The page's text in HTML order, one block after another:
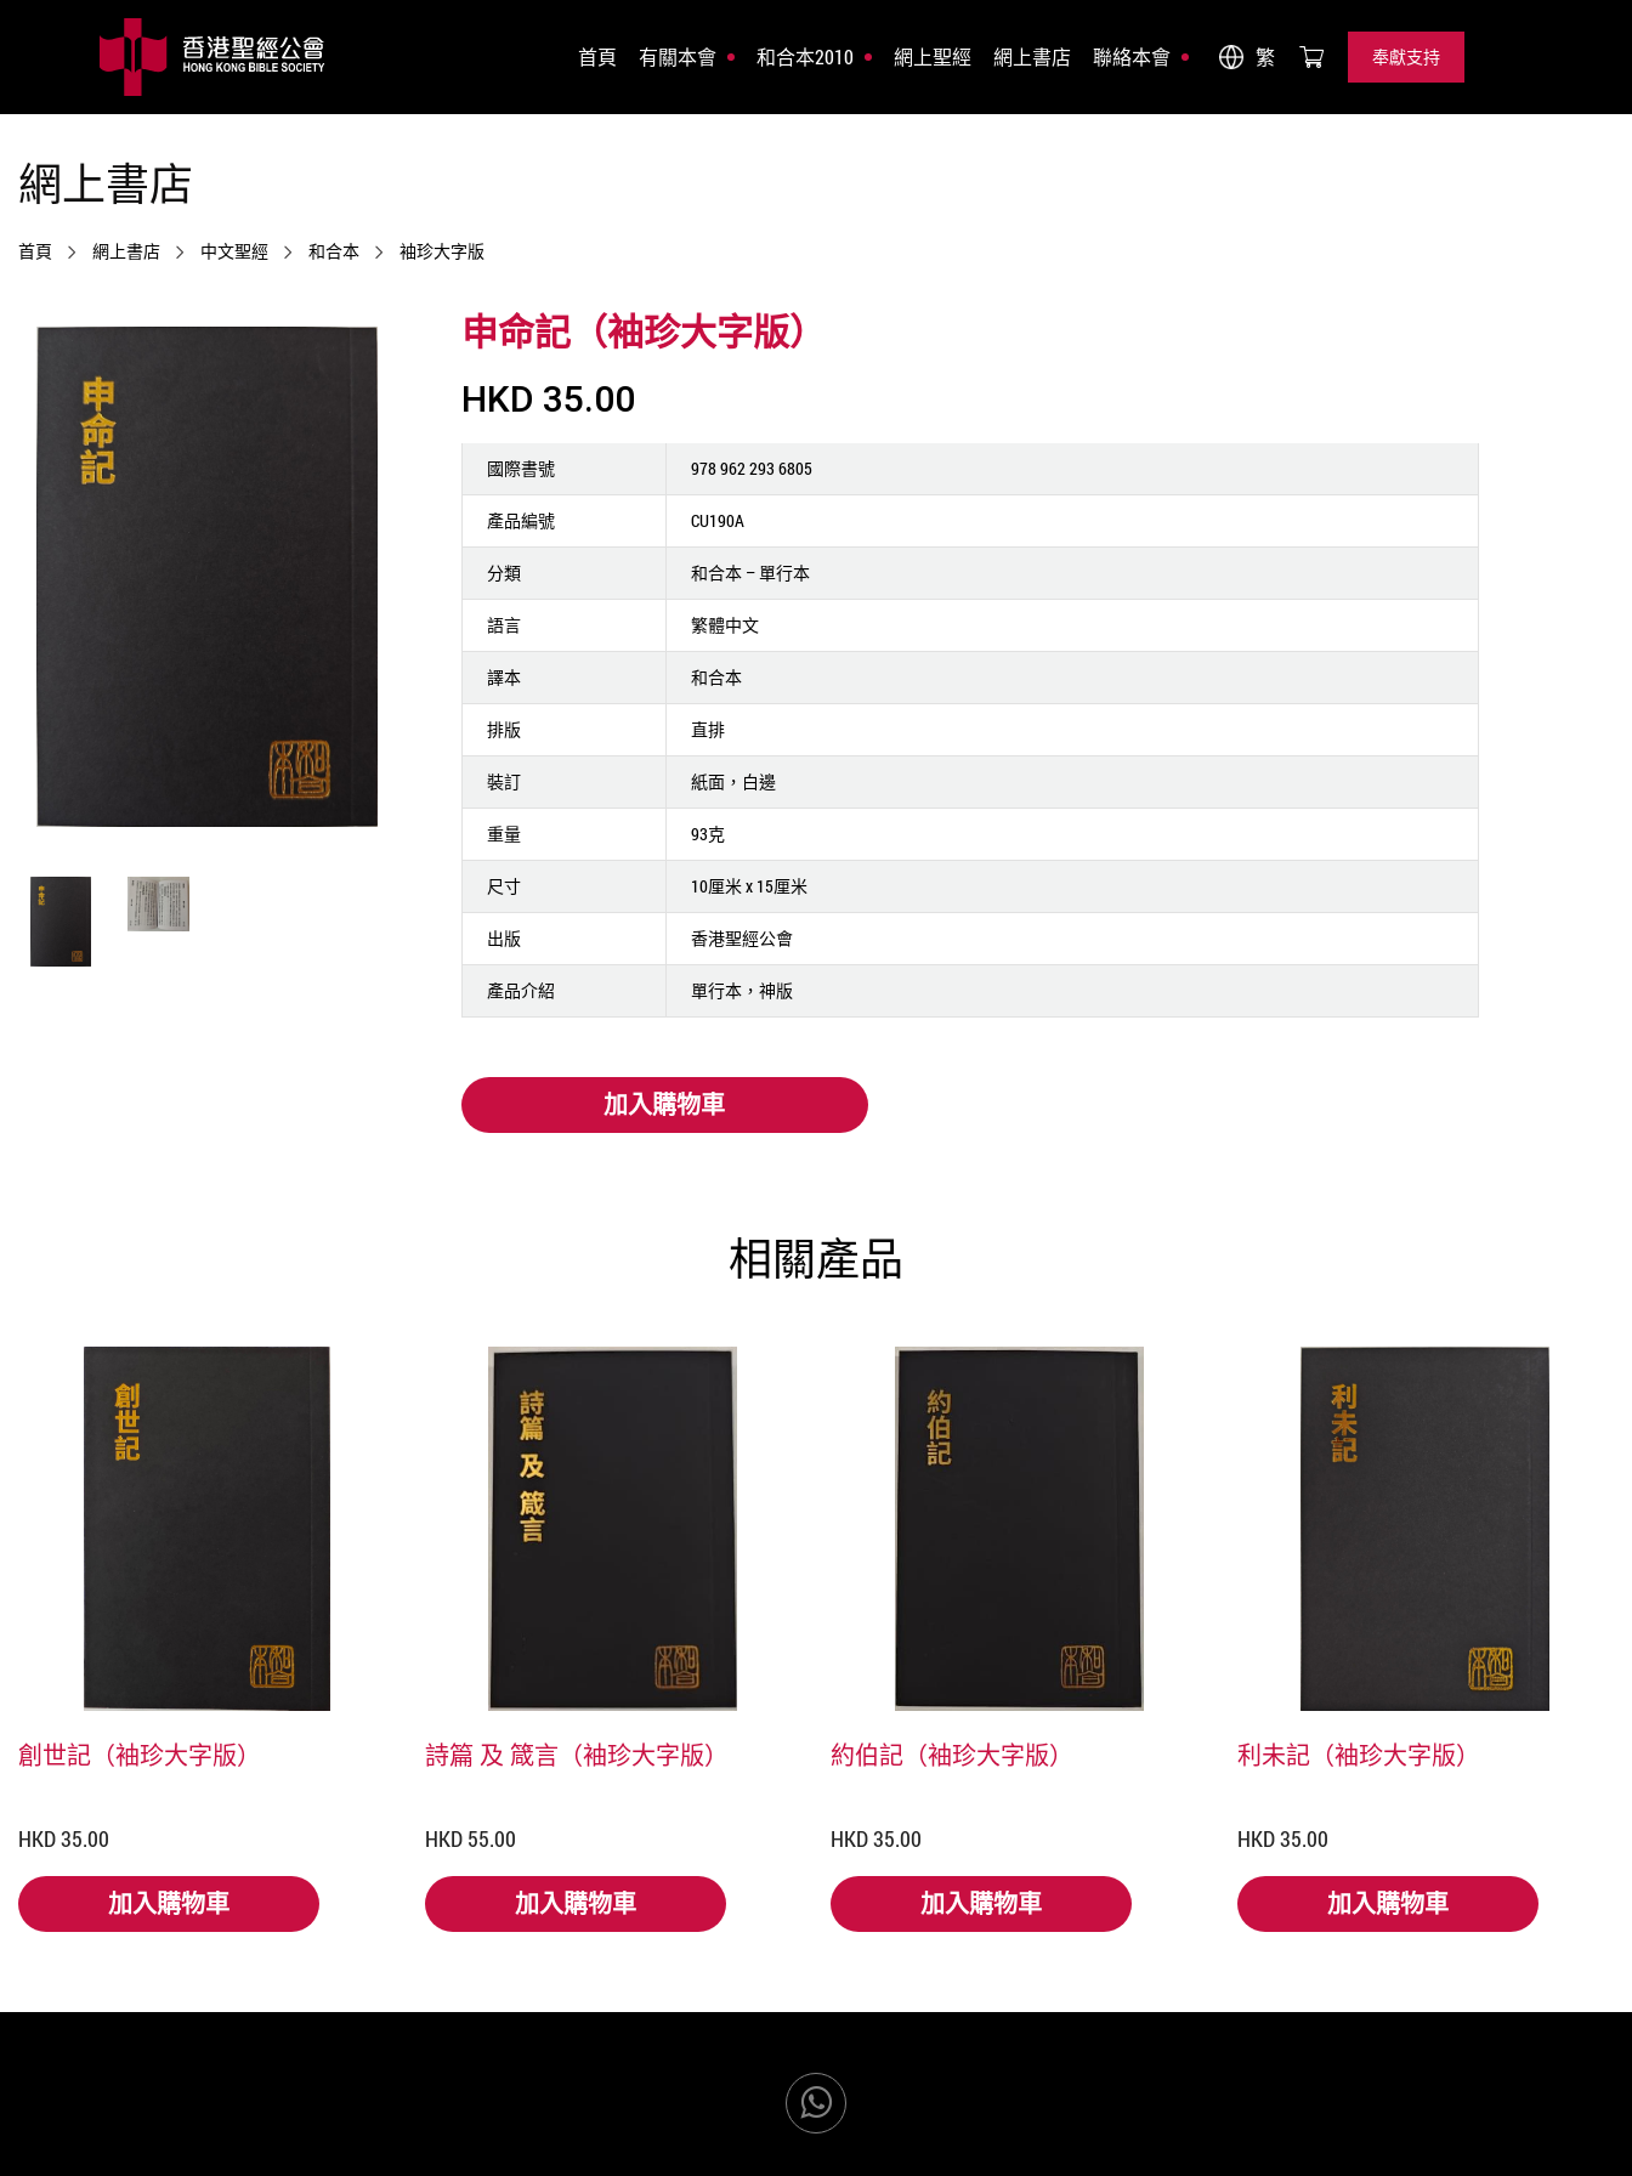
首頁 有關本會 和合本2010 網上聖經 網上書店 聯絡本會 繁
奉獻支持
奉獻支持
網上書店
首頁 網上書店 中文聖經 和合本 袖珍大字版
申命記（袖珍大字版）
HKD 35.00
國際書號 978 962 293 6805
產品編號 CU190A
分類 和合本 – 單行本
語言 繁體中文
譯本 和合本
排版 直排
裝訂 紙面，白邊
重量 93克
尺寸 10厘米 x 15厘米
出版 香港聖經公會
產品介紹 單行本，神版
加入購物車
加入購物車
相關產品
創世記（袖珍大字版）
HKD 35.00
加入購物車
加入購物車
詩篇 及 箴言（袖珍大字版）
HKD 55.00
加入購物車
加入購物車
約伯記（袖珍大字版）
HKD 35.00
加入購物車
加入購物車
利未記（袖珍大字版）
HKD 35.00
加入購物車
加入購物車